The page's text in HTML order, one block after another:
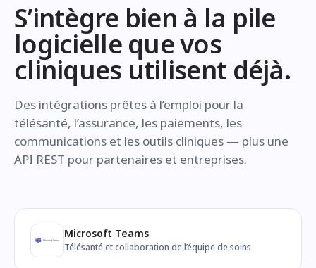
S’intègre bien à la pile
logicielle que vos
cliniques utilisent déjà.
Des intégrations prêtes à l’emploi pour la
télésanté, l’assurance, les paiements, les
communications et les outils cliniques — plus une
API REST pour partenaires et entreprises.
Microsoft Teams
Télésanté et collaboration de l’équipe de soins